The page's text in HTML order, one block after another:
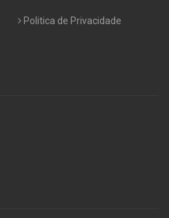
Politica de Privacidade